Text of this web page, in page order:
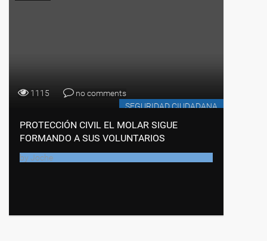
1115
no comments
SEGURIDAD CIUDADANA
PROTECCIÓN CIVIL EL MOLAR SIGUE
FORMANDO A SUS VOLUNTARIOS
by Joche